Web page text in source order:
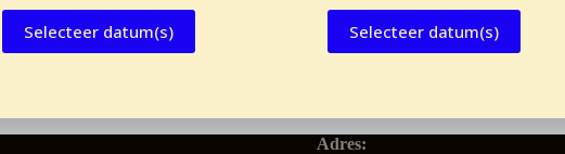
Selecteer datum(s) Selecteer datum(s)
Adres: